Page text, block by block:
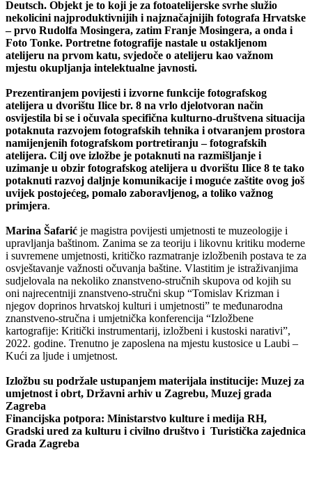
Deutsch. Objekt je to koji je za fotoatelijerske svrhe služio
nekolicini najproduktivnijih i najznačajnijih fotografa Hrvatske
– prvo Rudolfa Mosingera, zatim Franje Mosingera, a onda i
Foto Tonke. Portretne fotografije nastale u ostakljenom
atelijeru na prvom katu, svjedoče o atelijeru kao važnom
mjestu okupljanja intelektualne javnosti.
Prezentiranjem povijesti i izvorne funkcije fotografskog
atelijera u dvorištu Ilice br. 8 na vrlo djelotvoran način
osvijestila bi se i očuvala specifična kulturno-društvena situacija
potaknuta razvojem fotografskih tehnika i otvaranjem prostora
namijenjenih fotografskom portretiranju – fotografskih
atelijera. Cilj ove izložbe je potaknuti na razmišljanje i
uzimanje u obzir fotografskog atelijera u dvorištu Ilice 8 te tako
potaknuti razvoj daljnje komunikacije i moguće zaštite ovog još
uvijek postojećeg, pomalo zaboravljenog, a toliko važnog
primjera.
Marina Šafarić je magistra povijesti umjetnosti te muzeologije i
upravljanja baštinom. Zanima se za teoriju i likovnu kritiku moderne
i suvremene umjetnosti, kritičko razmatranje izložbenih postava te za
osvještavanje važnosti očuvanja baštine. Vlastitim je istraživanjima
sudjelovala na nekoliko znanstveno-stručnih skupova od kojih su
oni najrecentniji znanstveno-stručni skup “Tomislav Krizman i
njegov doprinos hrvatskoj kulturi i umjetnosti” te međunarodna
znanstveno-stručna i umjetnička konferencija “Izložbene
kartografije: Kritički instrumentarij, izložbeni i kustoski narativi”,
2022. godine. Trenutno je zaposlena na mjestu kustosice u Laubi –
Kući za ljude i umjetnost.
Izložbu su podržale ustupanjem materijala institucije: Muzej za
umjetnost i obrt, Državni arhiv u Zagrebu, Muzej grada
Zagreba
Financijska potpora: Ministarstvo kulture i medija RH,
Gradski ured za kulturu i civilno društvo i Turistička zajednica
Grada Zagreba